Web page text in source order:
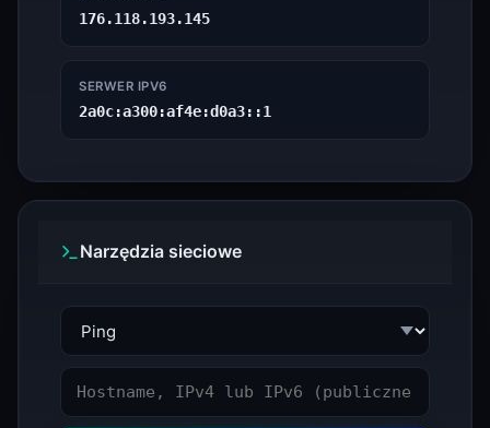
176.118.193.145
SERWER IPV6
2a0c:a300:af4e:d0a3::1
Narzędzia sieciowe